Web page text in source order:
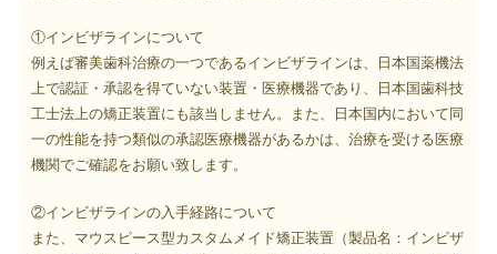
①インビザラインについて
例えば審美歯科治療の一つであるインビザラインは、日本国薬機法
上で認証・承認を得ていない装置・医療機器であり、日本国歯科技
工士法上の矯正装置にも該当しません。また、日本国内において同
一の性能を持つ類似の承認医療機器があるかは、治療を受ける医療
機関でご確認をお願い致します。
②インビザラインの入手経路について
また、マウスピース型カスタムメイド矯正装置（製品名：インビザ